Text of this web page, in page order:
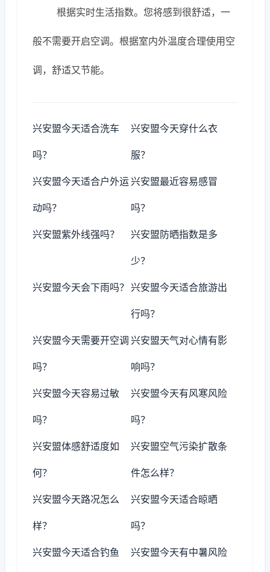
根据实时生活指数。您将感到很舒适，一
般不需要开启空调。根据室内外温度合理使用空
调，舒适又节能。
兴安盟今天适合洗车
吗？
兴安盟今天穿什么衣
服？
兴安盟今天适合户外运
动吗？
兴安盟最近容易感冒
吗？
兴安盟紫外线强吗？ 兴安盟防晒指数是多
少？
兴安盟今天会下雨吗？ 兴安盟今天适合旅游出
行吗？
兴安盟今天需要开空调
吗？
兴安盟天气对心情有影
响吗？
兴安盟今天容易过敏
吗？
兴安盟今天有风寒风险
吗？
兴安盟体感舒适度如
何？
兴安盟空气污染扩散条
件怎么样？
兴安盟今天路况怎么
样？
兴安盟今天适合晾晒
吗？
兴安盟今天适合钓鱼 兴安盟今天有中暑风险